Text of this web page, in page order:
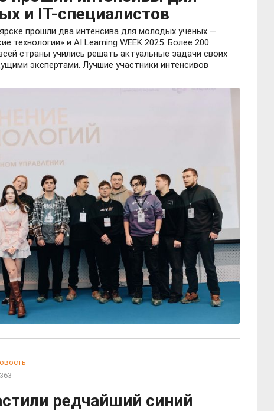
и IT-специалистов
прошли два интенсива для молодых ученых —
технологии» и AI Learning WEEK 2025. Более 200
страны учились решать актуальные задачи своих
экспертами. Лучшие участники интенсивов
363
редчайший синий